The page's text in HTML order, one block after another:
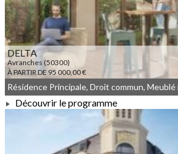
DELTA
Avranches (50300)
À PARTIR DE 95 000,00 €
À PARTIR DE 95 000,00 €
Résidence Principale, Droit commun, Meublé
Découvrir le programme